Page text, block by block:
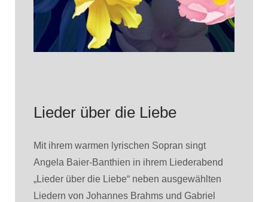
Lieder über die Liebe
Mit ihrem warmen lyrischen Sopran singt
Angela Baier-Banthien in ihrem Liederabend
„Lieder über die Liebe“ neben ausgewählten
Liedern von Johannes Brahms und Gabriel